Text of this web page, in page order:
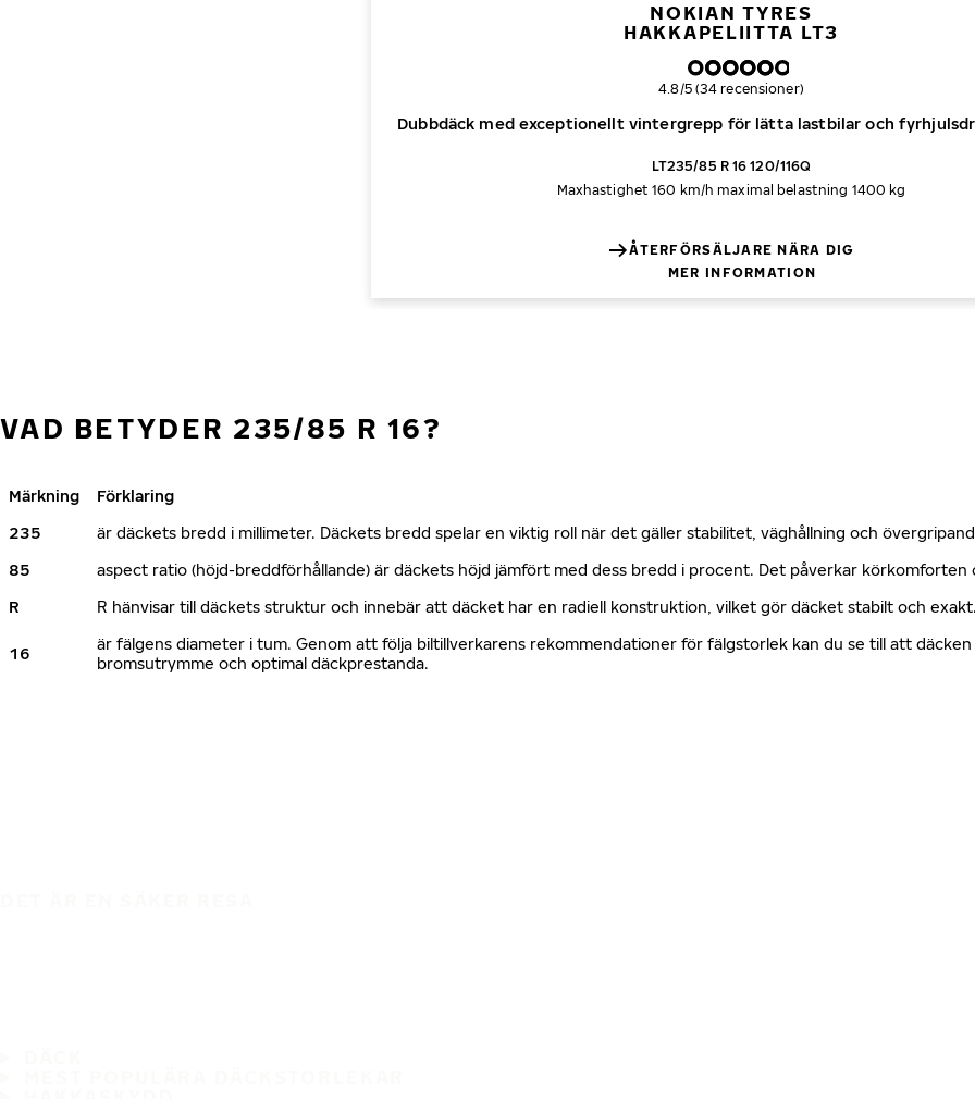
NOKIAN TYRES
HAKKAPELIITTA LT3
Dubbdäck med exceptionellt vintergrepp för lätta lastbilar och
Övergripande betyg
4.8/5 (34 recensioner)
LT235/85 R 16 120/116Q
Maxhastighet 160 km/h maximal belastning 1400 kg
ÅTERFÖRSÄLJARE NÄRA DIG
MER INFORMATION
VAD BETYDER 235/85 R 16?
Märkning
Förklaring
235
är däckets bredd i millimeter. Däckets bredd spelar en viktig roll när det gäller stabilitet, väghållning och
85
aspect ratio (höjd-breddförhållande) är däckets höjd jämfört med dess bredd i procent. Det påverkar
R
R hänvisar till däckets struktur och innebär att däcket har en radiell konstruktion, vilket gör däcket stabilt och
16
är fälgens diameter i tum. Genom att följa biltillverkarens rekommendationer för fälgstorlek kan du se till att
bromsutrymme och optimal däckprestanda.